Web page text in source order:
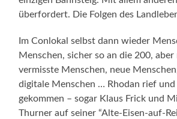
überfordert. Die Folgen des
Im Conlokal selbst dann wieder
Menschen, sicher so an die 200,
vermisste Menschen, neue
digitale Menschen … Rhodan rief und
gekommen – sogar Klaus Frick und
Thurner auf seiner “Alte-Eisen-auf-